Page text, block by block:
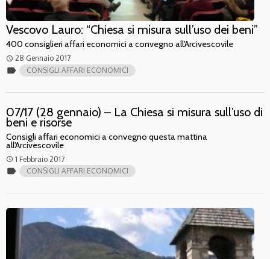
Vescovo Lauro: “Chiesa si misura sull’uso dei beni”
400 consiglieri affari economici a convegno all'Arcivescovile
access_time 28 Gennaio 2017
label CONSIGLI AFFARI ECONOMICI
07/17 (28 gennaio) – La Chiesa si misura sull’uso di
beni e risorse
Consigli affari economici a convegno questa mattina
all'Arcivescovile
access_time 1 Febbraio 2017
label CONSIGLI AFFARI ECONOMICI